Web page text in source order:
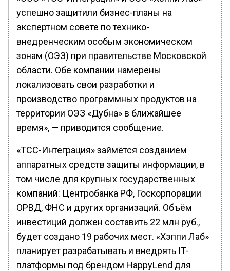
успешно защитили бизнес-планы на
экспертном совете по технико-
внедренческим особым экономическом
зонам (ОЭЗ) при правительстве Московской
области. Обе компании намерены
локализовать свои разработки и
производство программных продуктов на
территории ОЭЗ «Дубна» в ближайшее
время», — приводится сообщение.
«ТСС-Интеграция» займётся созданием
аппаратных средств защиты информации, в
том числе для крупных государственных
компаний: Центробанка РФ, Госкорпорации
ОРВД, ФНС и других организаций. Объём
инвестиций должен составить 22 млн руб.,
будет создано 19 рабочих мест. «Хэппи Лаб»
планирует разрабатывать и внедрять IT-
платформы под брендом HappyLend для